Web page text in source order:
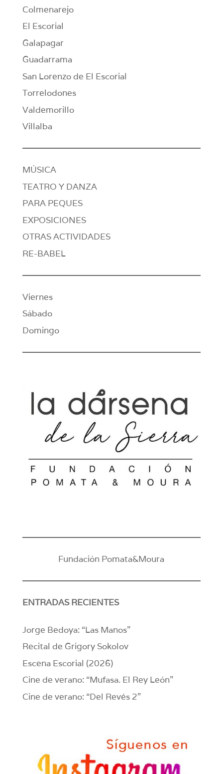
Colmenarejo
El Escorial
Galapagar
Guadarrama
San Lorenzo de El Escorial
Torrelodones
Valdemorillo
Villalba
MÚSICA
TEATRO Y DANZA
PARA PEQUES
EXPOSICIONES
OTRAS ACTIVIDADES
RE-BABEL
Viernes
Sábado
Domingo
Fundación Pomata&Moura
ENTRADAS RECIENTES
Jorge Bedoya: “Las Manos”
Recital de Grigory Sokolov
Escena Escorial (2026)
Cine de verano: “Mufasa. El Rey León”
Cine de verano: “Del Revés 2”